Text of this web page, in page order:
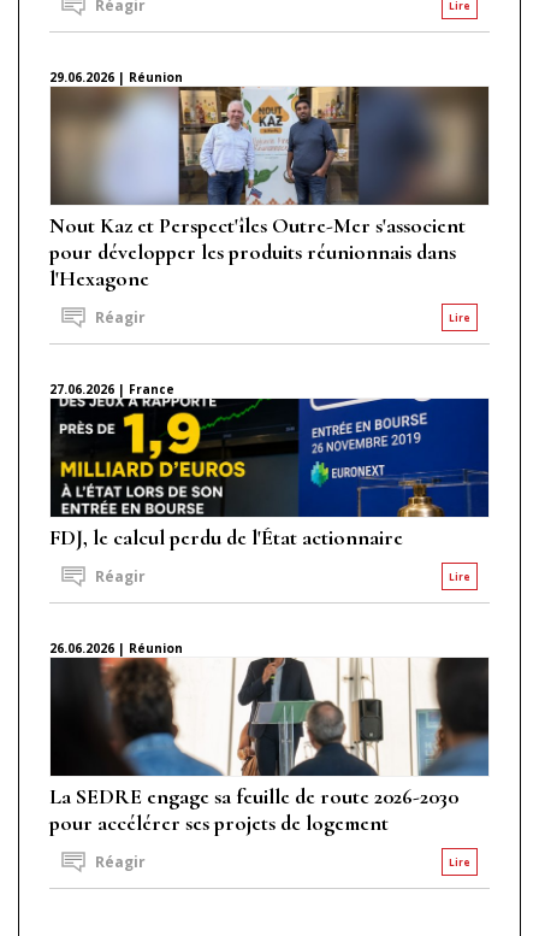
Lire
Réagir
29.06.2026 | Réunion
Nout Kaz et Perspect'îles Outre-Mer s'associent
pour développer les produits réunionnais dans
l'Hexagone
Lire
Réagir
27.06.2026 | France
FDJ, le calcul perdu de l'État actionnaire
Lire
Réagir
26.06.2026 | Réunion
La SEDRE engage sa feuille de route 2026-2030
pour accélérer ses projets de logement
Lire
Réagir